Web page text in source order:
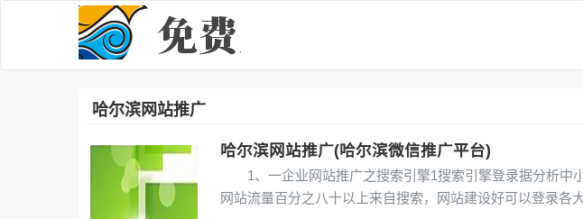
哈尔滨网站推广
哈尔滨网站推广(哈尔滨微信推广平台)
1、一企业网站推广之搜索引擎1搜索引擎登录据分析中
网站流量百分之八十以上来自搜索，网站建设好可以登录各